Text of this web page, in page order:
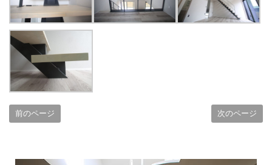
前のページ 次のページ